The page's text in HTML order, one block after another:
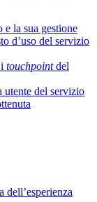
la sua gestione
d’uso del servizio
touchpointdel
utente del servizio
dell’esperienza